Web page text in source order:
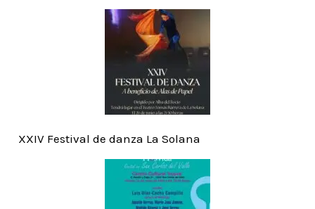
XXIV Festival de danza La Solana